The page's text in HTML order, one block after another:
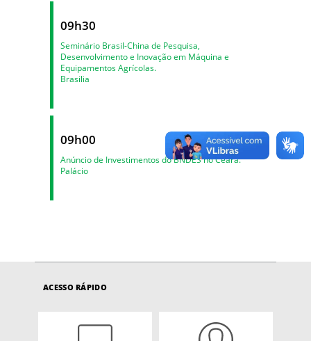
09h30
Seminário Brasil-China de Pesquisa,
Desenvolvimento e Inovação em Máquina e
Equipamentos Agrícolas.
Brasilia
09h00
Anúncio de Investimentos do BNDES no Ceará.
Palácio
ACESSO RÁPIDO